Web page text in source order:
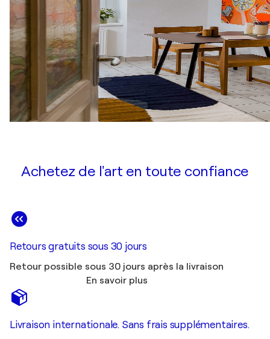
Achetez de l'art en toute confiance
Retours gratuits sous 30 jours
Retour possible sous 30 jours après la livraison
En savoir plus
Livraison internationale. Sans frais supplémentaires.